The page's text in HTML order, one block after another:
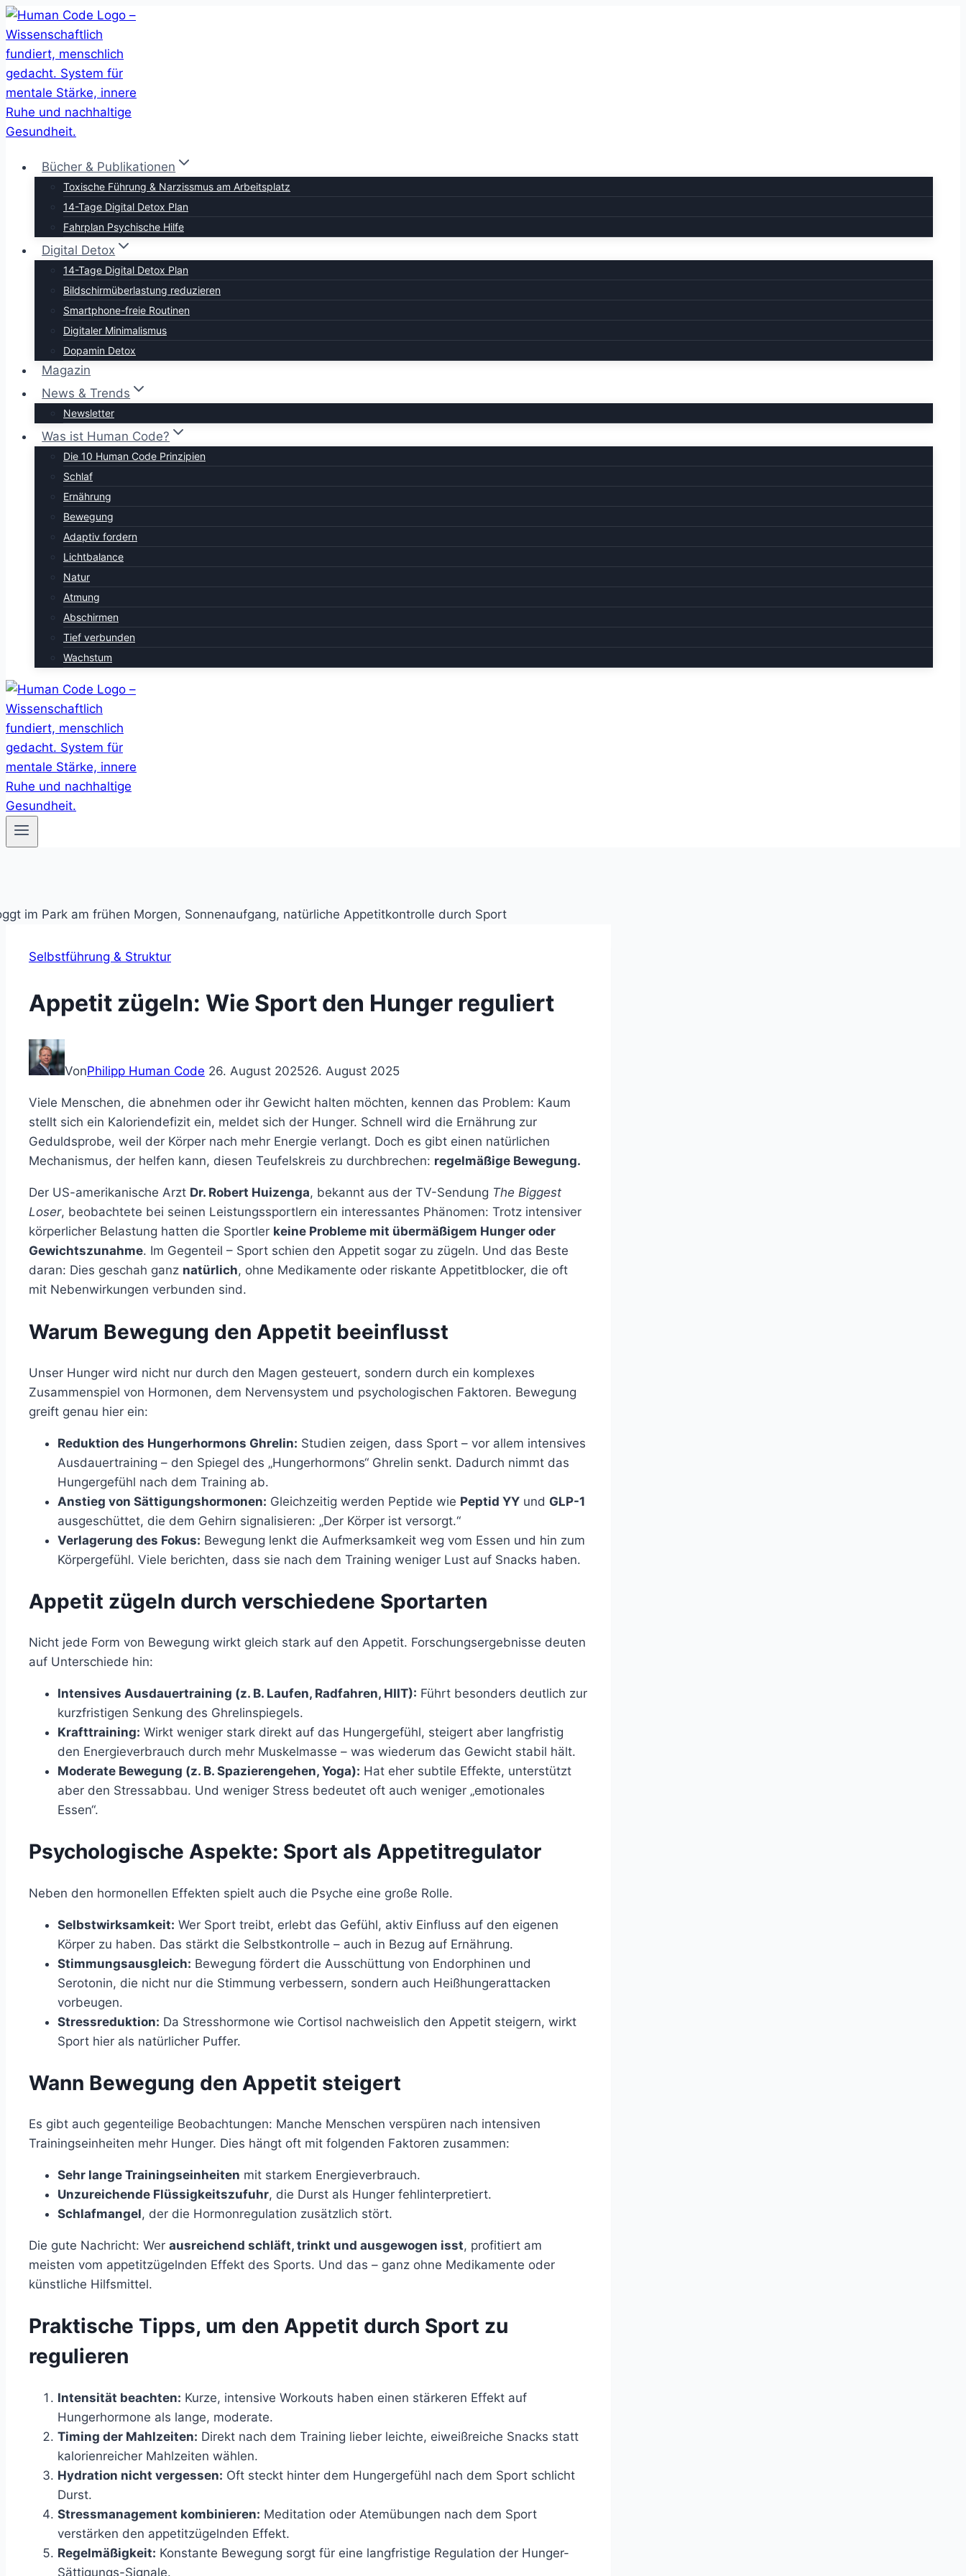
Zum
Inhalt
springen
Bücher & Publikationen
Toxische Führung & Narzissmus am Arbeitsplatz
14-Tage Digital Detox Plan
Fahrplan Psychische Hilfe
Digital Detox
14-Tage Digital Detox Plan
Bildschirmüberlastung reduzieren
Smartphone-freie Routinen
Digitaler Minimalismus
Dopamin Detox
Magazin
News & Trends
Newsletter
Was ist Human Code?
Die 10 Human Code Prinzipien
Schlaf
Ernährung
Bewegung
Adaptiv fordern
Lichtbalance
Natur
Atmung
Abschirmen
Tief verbunden
Wachstum
Selbstführung & Struktur
Appetit zügeln: Wie Sport den Hunger reguliert
VonPhilipp Human Code 26. August 202526. August 2025
Viele Menschen, die abnehmen oder ihr Gewicht halten möchten, kennen das Problem: Kaum
stellt sich ein Kaloriendefizit ein, meldet sich der Hunger. Schnell wird die Ernährung zur
Geduldsprobe, weil der Körper nach mehr Energie verlangt. Doch es gibt einen natürlichen
Mechanismus, der helfen kann, diesen Teufelskreis zu durchbrechen: regelmäßige Bewegung.
Der US-amerikanische Arzt Dr. Robert Huizenga, bekannt aus der TV-Sendung The Biggest
Loser, beobachtete bei seinen Leistungssportlern ein interessantes Phänomen: Trotz intensiver
körperlicher Belastung hatten die Sportler keine Probleme mit übermäßigem Hunger oder
Gewichtszunahme. Im Gegenteil – Sport schien den Appetit sogar zu zügeln. Und das Beste
daran: Dies geschah ganz natürlich, ohne Medikamente oder riskante Appetitblocker, die oft
mit Nebenwirkungen verbunden sind.
Warum Bewegung den Appetit beeinflusst
Unser Hunger wird nicht nur durch den Magen gesteuert, sondern durch ein komplexes
Zusammenspiel von Hormonen, dem Nervensystem und psychologischen Faktoren. Bewegung
greift genau hier ein:
Reduktion des Hungerhormons Ghrelin: Studien zeigen, dass Sport – vor allem intensives
Ausdauertraining – den Spiegel des „Hungerhormons“ Ghrelin senkt. Dadurch nimmt das
Hungergefühl nach dem Training ab.
Anstieg von Sättigungshormonen: Gleichzeitig werden Peptide wie Peptid YY und GLP-1
ausgeschüttet, die dem Gehirn signalisieren: „Der Körper ist versorgt.“
Verlagerung des Fokus: Bewegung lenkt die Aufmerksamkeit weg vom Essen und hin zum
Körpergefühl. Viele berichten, dass sie nach dem Training weniger Lust auf Snacks haben.
Appetit zügeln durch verschiedene Sportarten
Nicht jede Form von Bewegung wirkt gleich stark auf den Appetit. Forschungsergebnisse deuten
auf Unterschiede hin:
Intensives Ausdauertraining (z. B. Laufen, Radfahren, HIIT): Führt besonders deutlich zur
kurzfristigen Senkung des Ghrelinspiegels.
Krafttraining: Wirkt weniger stark direkt auf das Hungergefühl, steigert aber langfristig
den Energieverbrauch durch mehr Muskelmasse – was wiederum das Gewicht stabil hält.
Moderate Bewegung (z. B. Spazierengehen, Yoga): Hat eher subtile Effekte, unterstützt
aber den Stressabbau. Und weniger Stress bedeutet oft auch weniger „emotionales
Essen“.
Psychologische Aspekte: Sport als Appetitregulator
Neben den hormonellen Effekten spielt auch die Psyche eine große Rolle.
Selbstwirksamkeit: Wer Sport treibt, erlebt das Gefühl, aktiv Einfluss auf den eigenen
Körper zu haben. Das stärkt die Selbstkontrolle – auch in Bezug auf Ernährung.
Stimmungsausgleich: Bewegung fördert die Ausschüttung von Endorphinen und
Serotonin, die nicht nur die Stimmung verbessern, sondern auch Heißhungerattacken
vorbeugen.
Stressreduktion: Da Stresshormone wie Cortisol nachweislich den Appetit steigern, wirkt
Sport hier als natürlicher Puffer.
Wann Bewegung den Appetit steigert
Es gibt auch gegenteilige Beobachtungen: Manche Menschen verspüren nach intensiven
Trainingseinheiten mehr Hunger. Dies hängt oft mit folgenden Faktoren zusammen:
Sehr lange Trainingseinheiten mit starkem Energieverbrauch.
Unzureichende Flüssigkeitszufuhr, die Durst als Hunger fehlinterpretiert.
Schlafmangel, der die Hormonregulation zusätzlich stört.
Die gute Nachricht: Wer ausreichend schläft, trinkt und ausgewogen isst, profitiert am
meisten vom appetitzügelnden Effekt des Sports. Und das – ganz ohne Medikamente oder
künstliche Hilfsmittel.
Praktische Tipps, um den Appetit durch Sport zu
regulieren
Intensität beachten: Kurze, intensive Workouts haben einen stärkeren Effekt auf
Hungerhormone als lange, moderate.
Timing der Mahlzeiten: Direkt nach dem Training lieber leichte, eiweißreiche Snacks statt
kalorienreicher Mahlzeiten wählen.
Hydration nicht vergessen: Oft steckt hinter dem Hungergefühl nach dem Sport schlicht
Durst.
Stressmanagement kombinieren: Meditation oder Atemübungen nach dem Sport
verstärken den appetitzügelnden Effekt.
Regelmäßigkeit: Konstante Bewegung sorgt für eine langfristige Regulation der Hunger-
Sättigungs-Signale.